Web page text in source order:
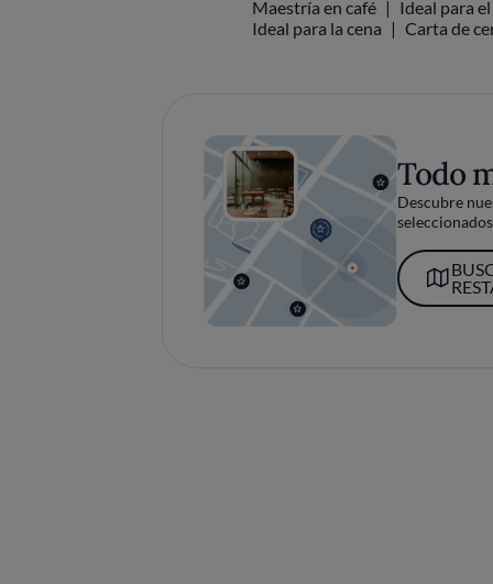
Maestría en café
Ideal para
Ideal para la cena
Carta de
Todo
Descubre